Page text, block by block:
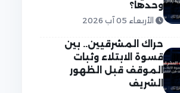
وحدها؟
الأربعاء 05 آب 2026
حراك المشرقيين.. بين
قسوة الابتلاء وثبات
الموقف قبل الظهور
الشريف